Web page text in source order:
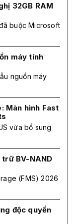
32GB RAM
buộc Microsoft
máy tính
nguồn máy
Màn hình Fast
vừa bổ sung
BV-NAND
(FMS) 2026
độc quyền